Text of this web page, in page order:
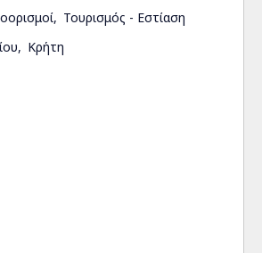
Τουρισμός - Εστίαση
Κρήτη